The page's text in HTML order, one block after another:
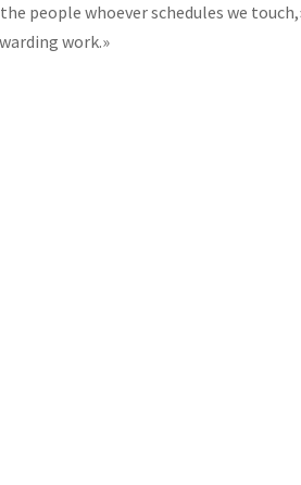
people whoever schedules we
work.»